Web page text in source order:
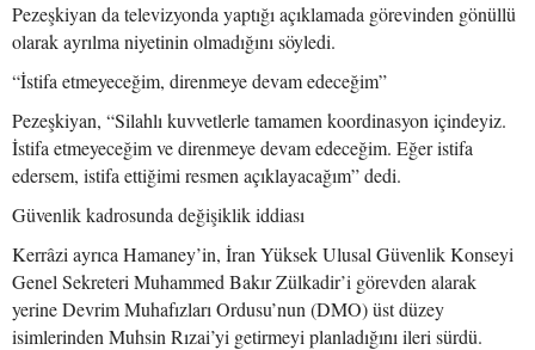
Pezeşkiyan da televizyonda yaptığı açıklamada görevinden gönüllü
olarak ayrılma niyetinin olmadığını söyledi.
“İstifa etmeyeceğim, direnmeye devam edeceğim”
Pezeşkiyan, “Silahlı kuvvetlerle tamamen koordinasyon içindeyiz.
İstifa etmeyeceğim ve direnmeye devam edeceğim. Eğer istifa
edersem, istifa ettiğimi resmen açıklayacağım” dedi.
Güvenlik kadrosunda değişiklik iddiası
Kerrâzi ayrıca Hamaney’in, İran Yüksek Ulusal Güvenlik Konseyi
Genel Sekreteri Muhammed Bakır Zülkadir’i görevden alarak
yerine Devrim Muhafızları Ordusu’nun (DMO) üst düzey
isimlerinden Muhsin Rızai’yi getirmeyi planladığını ileri sürdü.